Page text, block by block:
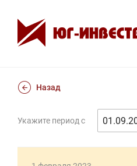
Назад
Укажите период с